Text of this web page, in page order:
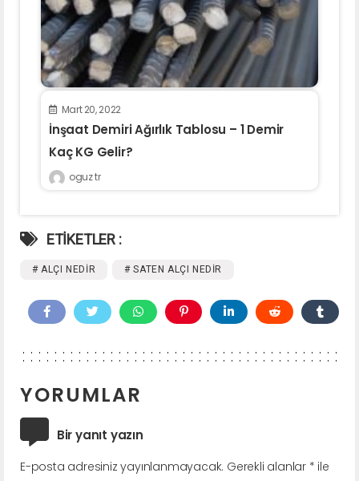
Mart 20, 2022
İnşaat Demiri Ağırlık Tablosu – 1 Demir
Kaç KG Gelir?
oguz tr
ETİKETLER :
# ALÇI NEDIR # SATEN ALÇI NEDIR
YORUMLAR
Bir yanıt yazın
E-posta adresiniz yayınlanmayacak. Gerekli alanlar * ile